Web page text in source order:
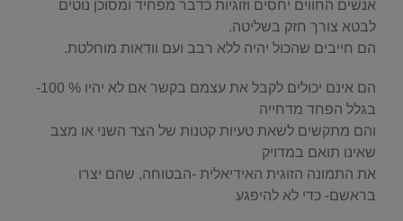
אנשים החווים יחסים וזוגיות כדבר מפחיד ומסוכן נוטים
לבטא צורך חזק בשליטה.
הם חייבים שהכול יהיה ללא רבב ועם וודאות מוחלטת.
הם אינם יכולים לקבל את עצמם בקשר אם לא יהיו % 100-
בגלל הפחד מדחייה
והם מתקשים לשאת טעיות קטנות של הצד השני או מצב
שאינו תואם במדויק
את התמונה הזוגית האידיאלית -הבטוחה, שהם יצרו
בראשם- כדי לא להיפגע